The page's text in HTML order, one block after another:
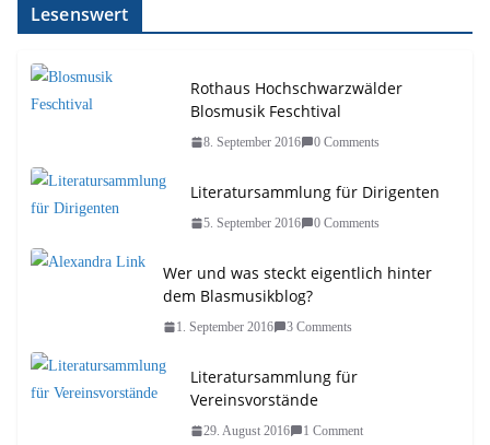
Lesenswert
Rothaus Hochschwarzwälder
Blosmusik Feschtival
8. September 2016 0 Comments
Literatursammlung für Dirigenten
5. September 2016 0 Comments
Wer und was steckt eigentlich hinter
dem Blasmusikblog?
1. September 2016 3 Comments
Literatursammlung für
Vereinsvorstände
29. August 2016 1 Comment